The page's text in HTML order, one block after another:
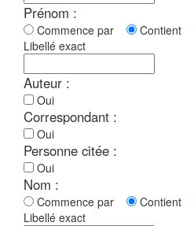
Prénom :
Commence par Contient
Libellé exact
Auteur :
Oui
Correspondant :
Oui
Personne citée :
Oui
Nom :
Commence par Contient
Libellé exact